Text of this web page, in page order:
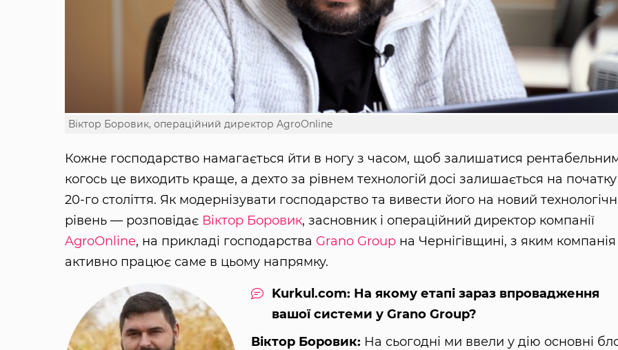
Віктор Боровик, операційний директор AgroОnline
Кожне господарство намагається йти в ногу з часом, щоб залишатися
когось це виходить краще, а дехто за рівнем технологій досі залишається на початку
20-го століття. Як модернізувати господарство та вивести його на новий
рівень — розповідає Віктор Боровик, засновник і операційний директор компанії
AgroОnline, на прикладі господарства Grano Groupна Чернігівщині, з яким компанія
активно працює саме в цьому напрямку.
Kurkul.com: На якому етапі зараз впровадження
вашої системи у Grano Group?
Віктор Боровик: На сьогодні ми ввели у дію основні